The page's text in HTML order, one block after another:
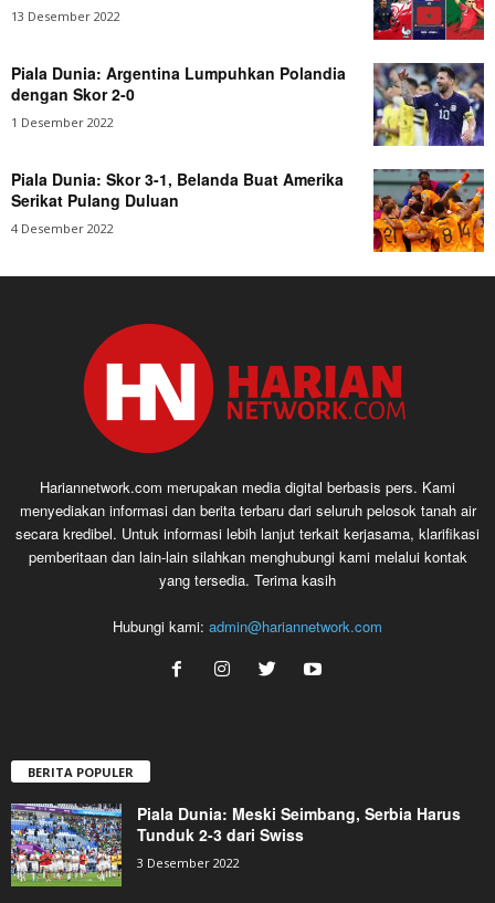
13 Desember 2022
Piala Dunia: Argentina Lumpuhkan Polandia
dengan Skor 2-0
1 Desember 2022
Piala Dunia: Skor 3-1, Belanda Buat Amerika
Serikat Pulang Duluan
4 Desember 2022
Hariannetwork.com merupakan media digital berbasis pers. Kami
menyediakan informasi dan berita terbaru dari seluruh pelosok tanah air
secara kredibel. Untuk informasi lebih lanjut terkait kerjasama, klarifikasi
pemberitaan dan lain-lain silahkan menghubungi kami melalui kontak
yang tersedia. Terima kasih
Hubungi kami: admin@hariannetwork.com
BERITA POPULER
Piala Dunia: Meski Seimbang, Serbia Harus
Tunduk 2-3 dari Swiss
3 Desember 2022